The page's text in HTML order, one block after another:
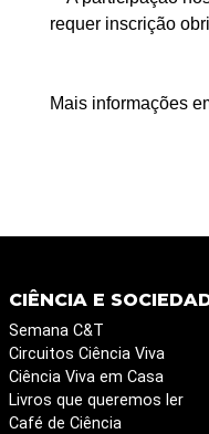
requer inscrição
Mais informações
CIÊNCIA E
Semana C&T
Circuitos Ciência Viva
Ciência Viva em Casa
Livros que queremos ler
Café de Ciência